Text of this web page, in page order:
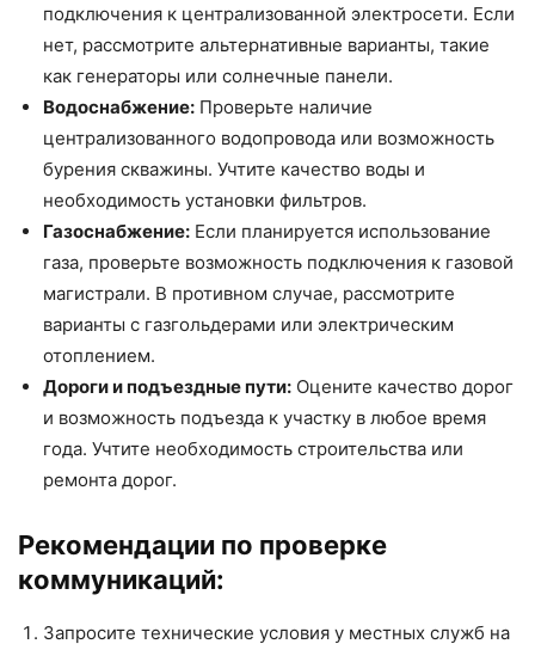
подключения к централизованной электросети. Если
нет, рассмотрите альтернативные варианты, такие
как генераторы или солнечные панели.
Водоснабжение: Проверьте наличие
централизованного водопровода или возможность
бурения скважины. Учтите качество воды и
необходимость установки фильтров.
Газоснабжение: Если планируется использование
газа, проверьте возможность подключения к газовой
магистрали. В противном случае, рассмотрите
варианты с газгольдерами или электрическим
отоплением.
Дороги и подъездные пути: Оцените качество дорог
и возможность подъезда к участку в любое время
года. Учтите необходимость строительства или
ремонта дорог.
Рекомендации по проверке
коммуникаций:
Запросите технические условия у местных служб на